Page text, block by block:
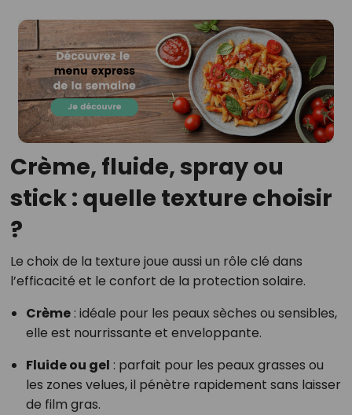
Crème, fluide, spray ou
stick : quelle texture choisir
?
Le choix de la texture joue aussi un rôle clé dans
l’efficacité et le confort de la protection solaire.
Crème: idéale pour les peaux sèches ou sensibles,
elle est nourrissante et enveloppante.
Fluide ou gel : parfait pour les peaux grasses ou
les zones velues, il pénètre rapidement sans laisser
de film gras.